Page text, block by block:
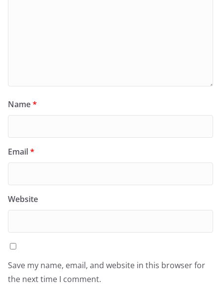
Name*
Email*
Website
Save my name, email, and website in this browser for
the next time I comment.